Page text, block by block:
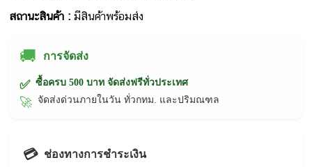
สถานะสินค้า :มีสินค้าพร้อมส่ง
🚚 การจัดส่ง
✅ ซื้อครบ 500 บาท จัดส่งฟรีทั่วประเทศ
🚀 จัดส่งด่วนภายในวัน ทั่วกทม. และปริมณฑล
💳 ช่องทางการชำระเงิน